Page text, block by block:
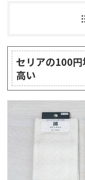
セリアの100
高い